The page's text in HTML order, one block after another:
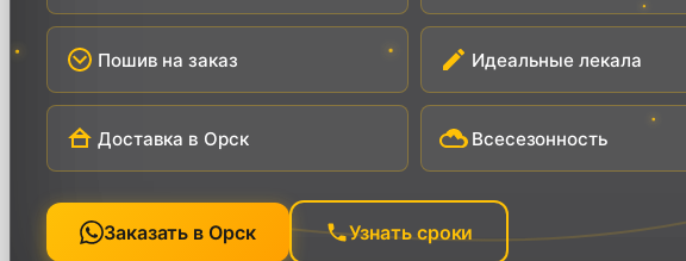
Пошив на заказ Идеальные лекала
Доставка в Орск Всесезонность
Заказать в Орск Узнать сроки